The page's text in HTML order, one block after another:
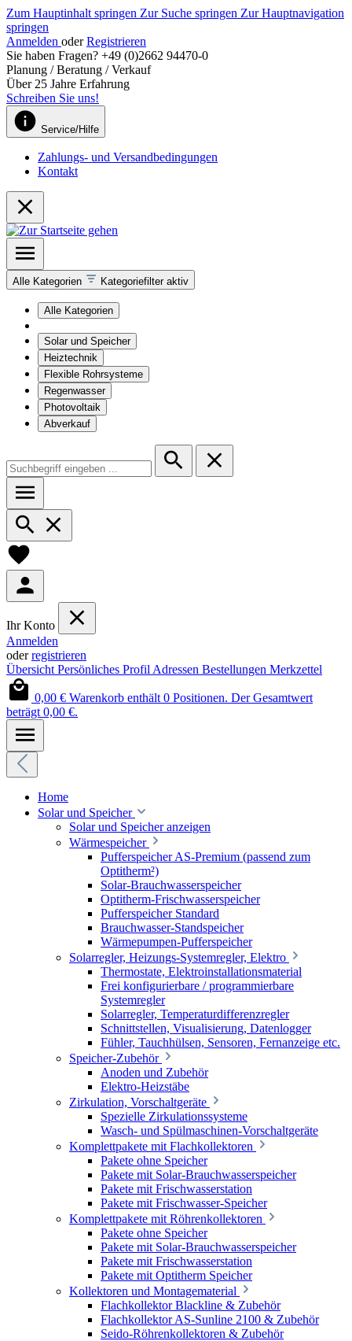
Zum Hauptinhalt springen Zur Suche springen Zur Hauptnavigation
springen
Anmelden oder Registrieren
Sie haben Fragen? +49 (0)2662 94470-0
Planung / Beratung / Verkauf
Über 25 Jahre Erfahrung
Schreiben Sie uns!
Service/Hilfe
Zahlungs- und Versandbedingungen
Kontakt
Alle Kategorien Kategoriefilter aktiv
Alle Kategorien
Solar und Speicher
Heiztechnik
Flexible Rohrsysteme
Regenwasser
Photovoltaik
Abverkauf
Ihr Konto
Anmelden
oderregistrieren
Übersicht Persönliches Profil Adressen Bestellungen Merkzettel
0,00 € Warenkorb enthält 0 Positionen. Der Gesamtwert
beträgt 0,00 €.
Home
Solar und Speicher
Solar und Speicher anzeigen
Wärmespeicher
Pufferspeicher AS-Premium (passend zum
Optitherm²)
Solar-Brauchwasserspeicher
Optitherm-Frischwasserspeicher
Pufferspeicher Standard
Brauchwasser-Standspeicher
Wärmepumpen-Pufferspeicher
Solarregler, Heizungs-Systemregler, Elektro
Thermostate, Elektroinstallationsmaterial
Frei konfigurierbare / programmierbare
Systemregler
Solarregler, Temperaturdifferenzregler
Schnittstellen, Visualisierung, Datenlogger
Fühler, Tauchhülsen, Sensoren, Fernanzeige etc.
Speicher-Zubehör
Anoden und Zubehör
Elektro-Heizstäbe
Zirkulation, Vorschaltgeräte
Spezielle Zirkulationssysteme
Wasch- und Spülmaschinen-Vorschaltgeräte
Komplettpakete mit Flachkollektoren
Pakete ohne Speicher
Pakete mit Solar-Brauchwasserspeicher
Pakete mit Frischwasserstation
Pakete mit Frischwasser-Speicher
Komplettpakete mit Röhrenkollektoren
Pakete ohne Speicher
Pakete mit Solar-Brauchwasserspeicher
Pakete mit Frischwasserstation
Pakete mit Optitherm Speicher
Kollektoren und Montagematerial
Flachkollektor Blackline & Zubehör
Flachkollektor AS-Sunline 2100 & Zubehör
Seido-Röhrenkollektoren & Zubehör